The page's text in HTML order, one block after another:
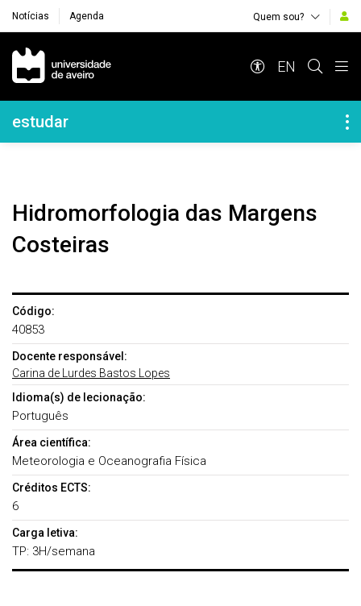
Notícias Agenda Quem sou?
Navegação Principal
EN
Navegação Lateral
estudar
Hidromorfologia das Margens
Costeiras
Código:
40853
Docente responsável:
Carina de Lurdes Bastos Lopes
Idioma(s) de lecionação:
Português
Área científica:
Meteorologia e Oceanografia Física
Créditos ECTS:
6
Carga letiva:
TP: 3H/semana